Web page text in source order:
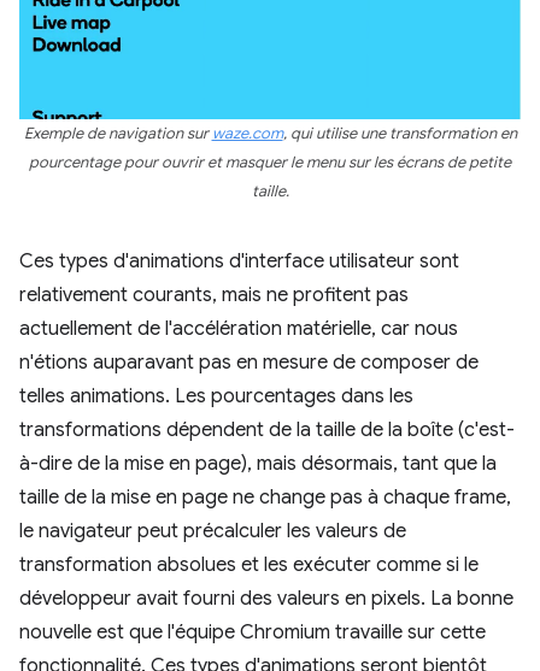
Exemple de navigation surwaze.com, qui utilise une transformation en
pourcentage pour ouvrir et masquer le menu sur les écrans de petite
taille.
Ces types d'animations d'interface utilisateur sont
relativement courants, mais ne profitent pas
actuellement de l'accélération matérielle, car nous
n'étions auparavant pas en mesure de composer de
telles animations. Les pourcentages dans les
transformations dépendent de la taille de la boîte (c'est-
à-dire de la mise en page), mais désormais, tant que la
taille de la mise en page ne change pas à chaque frame,
le navigateur peut précalculer les valeurs de
transformation absolues et les exécuter comme si le
développeur avait fourni des valeurs en pixels. La bonne
nouvelle est que l'équipe Chromium travaille sur cette